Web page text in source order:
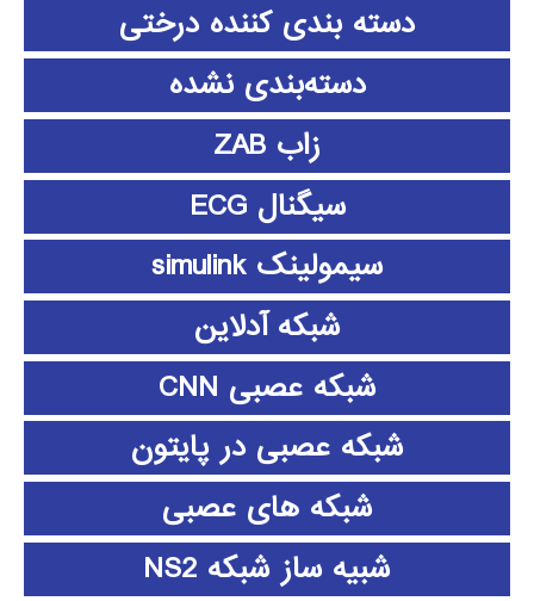
دسته بندی کننده درختی
دسته‌بندی نشده
زاب ZAB
سیگنال ECG
سیمولینک simulink
شبکه آدلاین
شبکه عصبی CNN
شبکه عصبی در پایتون
شبکه های عصبی
شبیه ساز شبکه NS2